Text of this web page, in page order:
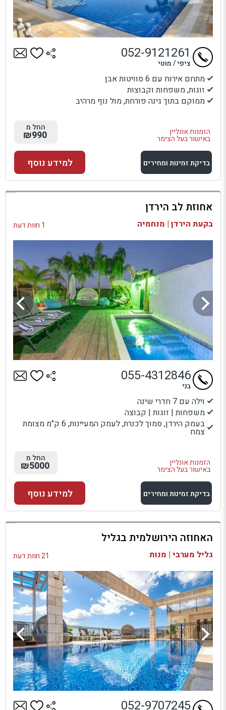
מתחם אירוח עם 6 סוויטות אבן
זוגות, משפחות וקבוצות
ממוקם בתוך גינה פורחת, מול נוף מרהיב
הזמנות אונליין
באישור בעל הצימר
052-9121261
ציפי / מוטי
החל מ
₪990
בדיקת זמינות ומחירים
למתחם זה
בדיקת זמינות ומחירים
למידע נוסף
אחוזת לב הירדן
בקעת הירדן | מנחמיה 1 חוות דעת
וילה עם 7 חדרי שינה
משפחות | זוגות | קבוצה
בעמק הירדן, סמוך לכנרת, לעמק המעיינות, 6 ק"מ מצומת
צמח
הזמנות אונליין
באישור בעל הצימר
055-4312846
בני
החל מ
₪5000
בדיקת זמינות ומחירים
למתחם זה
בדיקת זמינות ומחירים
למידע נוסף
האחוזה הירושלמית בגליל
גליל מערבי | מנות 21 חוות דעת
052-9707245